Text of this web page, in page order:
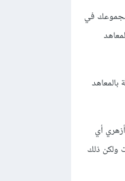
مجموعك في
أي
ولكن ذلك